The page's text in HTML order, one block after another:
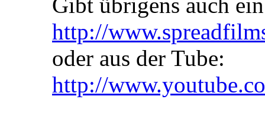
http://
oder aus der Tube:
http://